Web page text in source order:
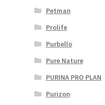
Petman
Prolife
Purbello
Pure Nature
PURINA PRO PLAN
Purizon